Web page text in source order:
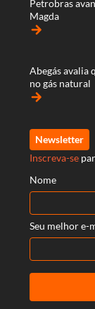
Petrobras
Magda
arrow_forward
Abegás avalia
no gás natural
arrow_forward
Newsletter
Inscreva-se
Nome
Seu melhor e-